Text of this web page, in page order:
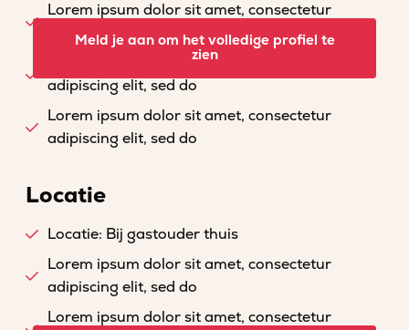
Lorem ipsum dolor sit amet, consectetur
adipiscing elit, sed do
Lorem ipsum dolor sit amet, consectetur
adipiscing elit, sed do
Lorem ipsum dolor sit amet, consectetur
adipiscing elit, sed do
Meld je aan om het volledige profiel te
zien
Locatie
Locatie: Bij gastouder thuis
Lorem ipsum dolor sit amet, consectetur
adipiscing elit, sed do
Lorem ipsum dolor sit amet, consectetur